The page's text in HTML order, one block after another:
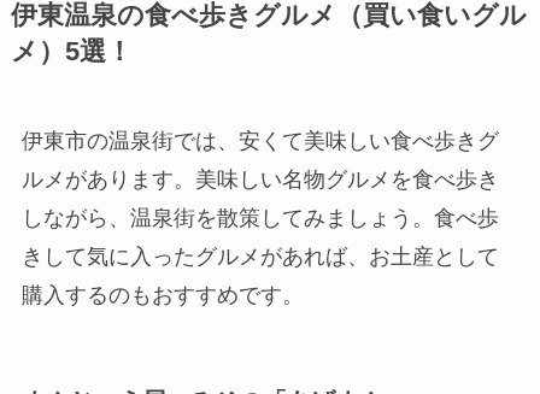
伊東温泉の食べ歩きグルメ（買い食いグル
メ）5選！
伊東市の温泉街では、安くて美味しい食べ歩きグ
ルメがあります。美味しい名物グルメを食べ歩き
しながら、温泉街を散策してみましょう。食べ歩
きして気に入ったグルメがあれば、お土産として
購入するのもおすすめです。